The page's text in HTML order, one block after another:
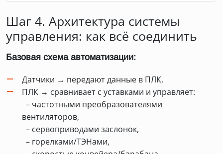
Шаг 4. Архитектура системы
управления: как всё соединить
Базовая схема автоматизации:
Датчики → передают данные в ПЛК,
ПЛК → сравнивает с уставками и управляет:
– частотными преобразователями
вентиляторов,
– сервоприводами заслонок,
– горелками/ТЭНами,